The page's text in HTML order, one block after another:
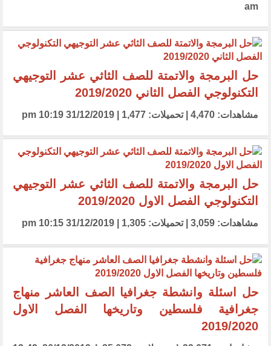
am
حل البرمجة والاتمتة للصف الثاثي عشر التوجيهي
التكنولوجي الفصل الثاني 2019/2020
مشاهدات: 4,470 | تحميلات: 1,477 | 31/12/2019 10:19 pm
حل البرمجة والاتمتة للصف الثاثي عشر التوجيهي
التكنولوجي الفصل الاول 2019/2020
مشاهدات: 3,059 | تحميلات: 1,305 | 31/12/2019 10:15 pm
حل اسئلة وانشطة جغرافيا الصف العاشر منهاج
جغرافية فلسطين وتاريخها الفصل الاول
2019/2020